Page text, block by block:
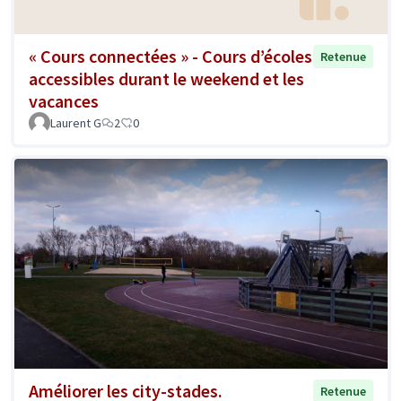
« Cours connectées » - Cours d’écoles
accessibles durant le weekend et les
vacances
Retenue
Laurent G 2 0
Améliorer les city-stades.
Retenue